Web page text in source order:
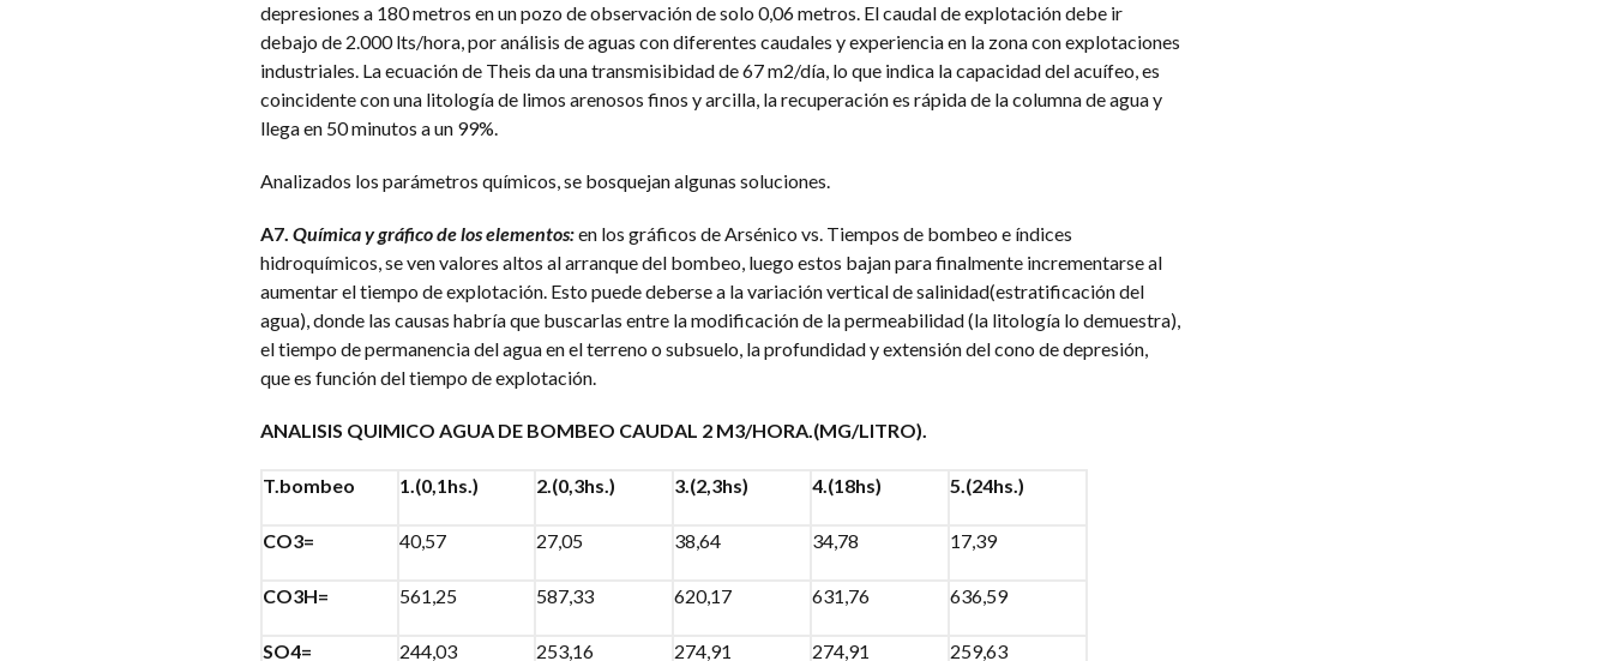
depresiones a 180 metros en un pozo de observación de solo 0,06 metros. El caudal de explotación debe ir
debajo de 2.000 lts/hora, por análisis de aguas con diferentes caudales y experiencia en la zona con explotaciones
industriales. La ecuación de Theis da una transmisibidad de 67 m2/día, lo que indica la capacidad del acuífeo, es
coincidente con una litología de limos arenosos finos y arcilla, la recuperación es rápida de la columna de agua y
llega en 50 minutos a un 99%.
Analizados los parámetros químicos, se bosquejan algunas soluciones.
A7. Química y gráfico de los elementos:en los gráficos de Arsénico vs. Tiempos de bombeo e índices
hidroquímicos, se ven valores altos al arranque del bombeo, luego estos bajan para finalmente incrementarse al
aumentar el tiempo de explotación. Esto puede deberse a la variación vertical de salinidad(estratificación del
agua), donde las causas habría que buscarlas entre la modificación de la permeabilidad (la litología lo demuestra),
el tiempo de permanencia del agua en el terreno o subsuelo, la profundidad y extensión del cono de depresión,
que es función del tiempo de explotación.
ANALISIS QUIMICO AGUA DE BOMBEO CAUDAL 2 M3/HORA.(MG/LITRO).
T.bombeo 1.(0,1hs.) 2.(0,3hs.) 3.(2,3hs) 4.(18hs) 5.(24hs.)
CO3= 40,57 27,05 38,64 34,78 17,39
CO3H= 561,25 587,33 620,17 631,76 636,59
SO4= 244,03 253,16 274,91 274,91 259,63